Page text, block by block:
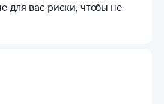
для вас риски, чтобы не